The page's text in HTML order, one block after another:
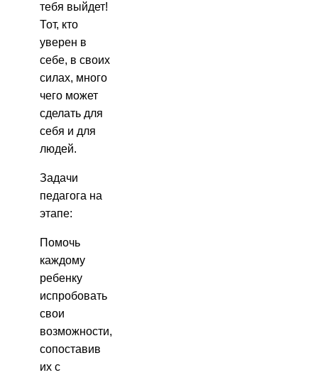
тебя выйдет!
Тот, кто
уверен в
себе, в своих
силах, много
чего может
сделать для
себя и для
людей.
Задачи
педагога на
этапе:
Помочь
каждому
ребенку
испробовать
свои
возможности,
сопоставив
их с